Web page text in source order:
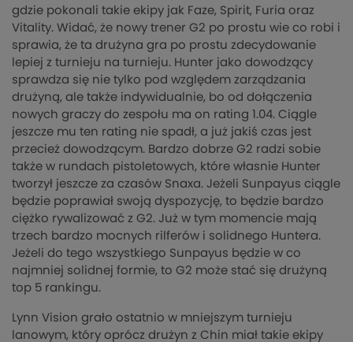
gdzie pokonali takie ekipy jak Faze, Spirit, Furia oraz
Vitality. Widać, że nowy trener G2 po prostu wie co robi i
sprawia, że ta drużyna gra po prostu zdecydowanie
lepiej z turnieju na turnieju. Hunter jako dowodzący
sprawdza się nie tylko pod względem zarządzania
drużyną, ale także indywidualnie, bo od dołączenia
nowych graczy do zespołu ma on rating 1.04. Ciągle
jeszcze mu ten rating nie spadł, a już jakiś czas jest
przecież dowodzącym. Bardzo dobrze G2 radzi sobie
także w rundach pistoletowych, które własnie Hunter
tworzył jeszcze za czasów Snaxa. Jeżeli Sunpayus ciągle
będzie poprawiał swoją dyspozycję, to będzie bardzo
ciężko rywalizować z G2. Już w tym momencie mają
trzech bardzo mocnych rilferów i solidnego Huntera.
Jeżeli do tego wszystkiego Sunpayus będzie w co
najmniej solidnej formie, to G2 może stać się drużyną
top 5 rankingu.
Lynn Vision grało ostatnio w mniejszym turnieju
lanowym, który oprócz drużyn z Chin miał takie ekipy